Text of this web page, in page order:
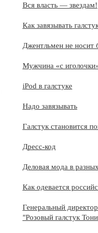
Вся власть — звездам!
Как завязывать
Джентльмен не носит
Мужчина «с
iPod в галстуке
Надо завязывать
Галстук становится
Дресс-код
Деловая мода в
Как одевается
Генеральный
"Розовый галстук